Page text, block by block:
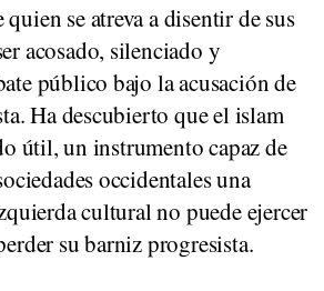
se atreva a disentir de sus
acosado, silenciado y
público bajo la acusación de
Ha descubierto que el islam
útil, un instrumento capaz de
occidentales una
cultural no puede ejercer
su barniz progresista.